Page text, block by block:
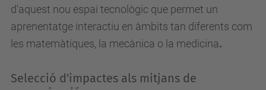
d'aquest nou espai tecnològic que permet un
aprenentatge interactiu en àmbits tan diferents com
les matemàtiques, la mecànica o la medicina.
Selecció d'impactes als mitjans de